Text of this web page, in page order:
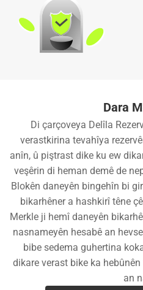
Dara
Di çarçoveya Delîla
verastkirina tevahîya
anîn, û piştrast dike ku ew
veşêrin di heman demê de
Blokên daneyên bingehîn bi
bikarhêner a hashkirî têne
Merkle ji hemî daneyên
nasnameyên hesabê an
bibe sedema guhertina
dikare verast bike ka
an